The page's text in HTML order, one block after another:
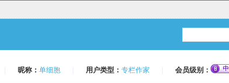
昵称： 单细胞 用户类型： 专栏作家 会员级别：